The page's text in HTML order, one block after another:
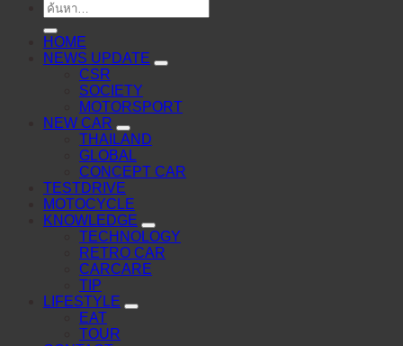
ค้นหา:
HOME
NEWS UPDATE
CSR
SOCIETY
MOTORSPORT
NEW CAR
THAILAND
GLOBAL
CONCEPT CAR
TESTDRIVE
MOTOCYCLE
KNOWLEDGE
TECHNOLOGY
RETRO CAR
CARCARE
TIP
LIFESTYLE
EAT
TOUR